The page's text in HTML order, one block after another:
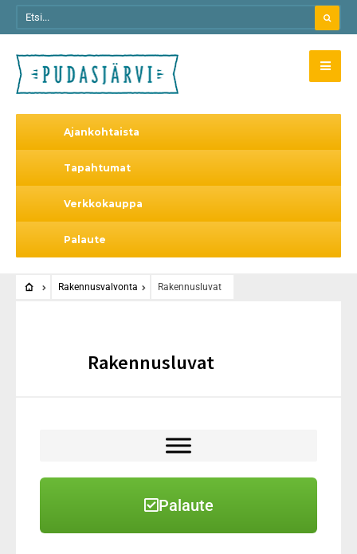
Ajankohtaista
Tapahtumat
Verkkokauppa
Palaute
Rakennusvalvonta Rakennusluvat
Rakennusluvat
Palaute